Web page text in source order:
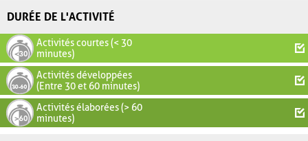
DURÉE DE L'ACTIVITÉ
Activités courtes (< 30
minutes)
Activités développées
(Entre 30 et 60 minutes)
Activités élaborées (> 60
minutes)